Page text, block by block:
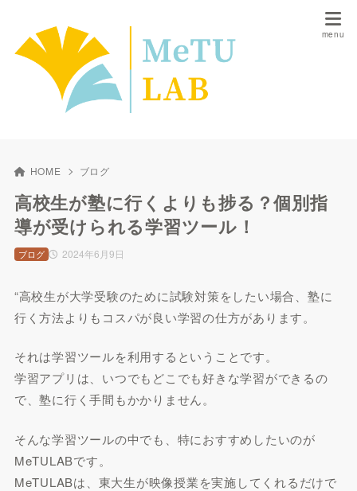
HOME ブログ
高校生が塾に行くよりも捗る？個別指
導が受けられる学習ツール！
2024年6月9日
ブログ
“高校生が大学受験のために試験対策をしたい場合、塾に
行く方法よりもコスパが良い学習の仕方があります。
それは学習ツールを利用するということです。
学習アプリは、いつでもどこでも好きな学習ができるの
で、塾に行く手間もかかりません。
そんな学習ツールの中でも、特におすすめしたいのが
MeTULABです。
MeTULABは、東大生が映像授業を実施してくれるだけで